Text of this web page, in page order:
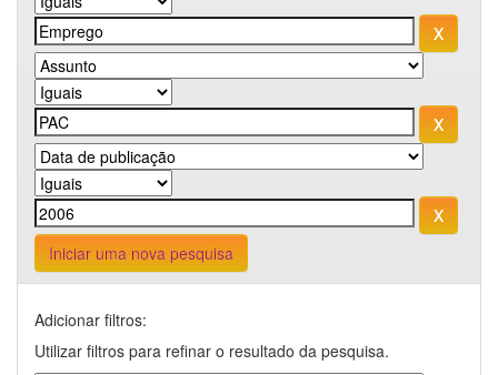
Iniciar uma nova pesquisa
Adicionar filtros:
Utilizar filtros para refinar o resultado da pesquisa.